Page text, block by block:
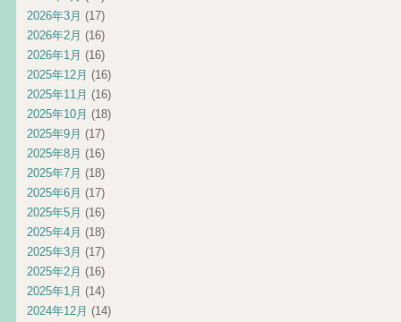
2026年3月 (17)
2026年2月 (16)
2026年1月 (16)
2025年12月 (16)
2025年11月 (16)
2025年10月 (18)
2025年9月 (17)
2025年8月 (16)
2025年7月 (18)
2025年6月 (17)
2025年5月 (16)
2025年4月 (18)
2025年3月 (17)
2025年2月 (16)
2025年1月 (14)
2024年12月 (14)